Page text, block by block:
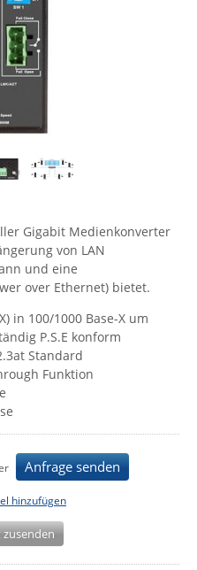
& WLAN
Gigabit Medienkonverter
von LAN
und eine
over Ethernet) bietet.
in 100/1000 Base-X um
P.S.E konform
Standard
Funktion
Anfrage senden
hinzufügen